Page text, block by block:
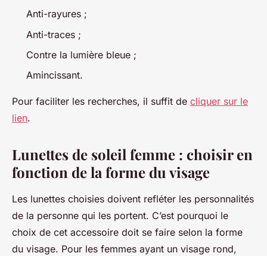
Anti-rayures ;
Anti-traces ;
Contre la lumière bleue ;
Amincissant.
Pour faciliter les recherches, il suffit de cliquer sur le
lien.
Lunettes de soleil femme : choisir en
fonction de la forme du visage
Les lunettes choisies doivent refléter les personnalités
de la personne qui les portent. C’est pourquoi le
choix de cet accessoire doit se faire selon la forme
du visage. Pour les femmes ayant un visage rond,